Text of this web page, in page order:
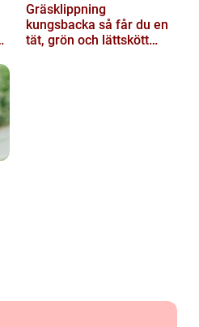
Gräsklippning
kungsbacka så får du en
tät, grön och lättskött